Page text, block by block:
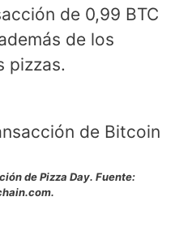
de 0,99 BTC
de los
pizzas.
de Pizza Day. Fuente: